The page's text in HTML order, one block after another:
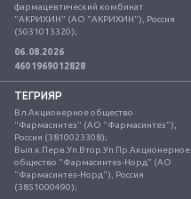
фармацевтический комбинат
"АКРИХИН" (АО "АКРИХИН"), Россия
(5031013320);
06.08.2026
4601969012828
ТЕГРИЯР
Вл.Акционерное общество
"Фармасинтез" (АО "Фармасинтез"),
Россия (3810023308);
Вып.к.Перв.Уп.Втор.Уп.Пр.Акционерное
общество "Фармасинтез-Норд" (АО
"Фармасинтез-Норд"), Россия
(3851000490);